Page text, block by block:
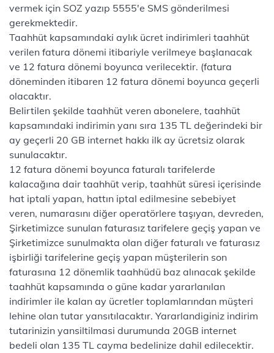
vermek için SOZ yazıp 5555'e SMS gönderilmesi
gerekmektedir.
Taahhüt kapsamındaki aylık ücret indirimleri taahhüt
verilen fatura dönemi itibariyle verilmeye başlanacak
ve 12 fatura dönemi boyunca verilecektir. (fatura
döneminden itibaren 12 fatura dönemi boyunca geçerli
olacaktır.
Belirtilen şekilde taahhüt veren abonelere, taahhüt
kapsamındaki indirimin yanı sıra 135 TL değerindeki bir
ay geçerli 20 GB internet hakkı ilk ay ücretsiz olarak
sunulacaktır.
12 fatura dönemi boyunca faturalı tarifelerde
kalacağına dair taahhüt verip, taahhüt süresi içerisinde
hat iptali yapan, hattın iptal edilmesine sebebiyet
veren, numarasını diğer operatörlere taşıyan, devreden,
Şirketimizce sunulan faturasız tarifelere geçiş yapan ve
Şirketimizce sunulmakta olan diğer faturalı ve faturasız
işbirliği tarifelerine geçiş yapan müşterilerin son
faturasına 12 dönemlik taahhüdü baz alınacak şekilde
taahhüt kapsamında o güne kadar yararlanılan
indirimler ile kalan ay ücretler toplamlarından müşteri
lehine olan tutar yansıtılacaktır. Yararlandiginiz indirim
tutarinizin yansiltilmasi durumunda 20GB internet
bedeli olan 135 TL cayma bedelinize dahil edilecektir.